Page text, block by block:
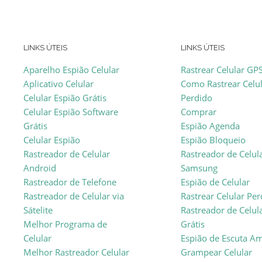
LINKS ÚTEIS
Aparelho Espião Celular
Aplicativo Celular
Celular Espião Grátis
Celular Espião Software
Grátis
Celular Espião
Rastreador de Celular
Android
Rastreador de Telefone
Rastreador de Celular via
Sátelite
Melhor Programa de
Celular
Melhor Rastreador Celular
LINKS ÚTEIS
Rastrear Celular
Como Rastrear
Perdido
Comprar
Espião Agenda
Espião Bloqueio
Rastreador de
Samsung
Espião de Celular
Rastrear Celular
Rastreador de
Grátis
Espião de Escuta
Grampear Celular